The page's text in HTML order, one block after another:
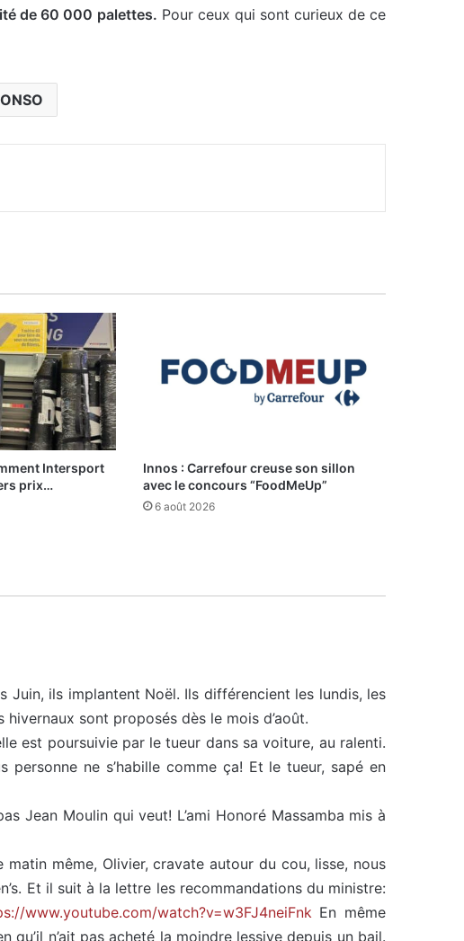
de 60 000 palettes. Pour ceux qui sont curieux de ce
Intersport
prix…
Innos : Carrefour creuse son sillon
avec le concours “FoodMeUp”
6 août 2026
Juin, ils implantent Noël. Ils différencient les lundis, les
sont proposés dès le mois d’août.
est poursuivie par le tueur dans sa voiture, au ralenti.
personne ne s’habille comme ça! Et le tueur, sapé en
Jean Moulin qui veut! L’ami Honoré Massamba mis à
même, Olivier, cravate autour du cou, lisse, nous
Et il suit à la lettre les recommandations du ministre:
www.youtube.com/watch?v=w3FJ4neiFnk En même
n’ait pas acheté la moindre lessive depuis un bail.